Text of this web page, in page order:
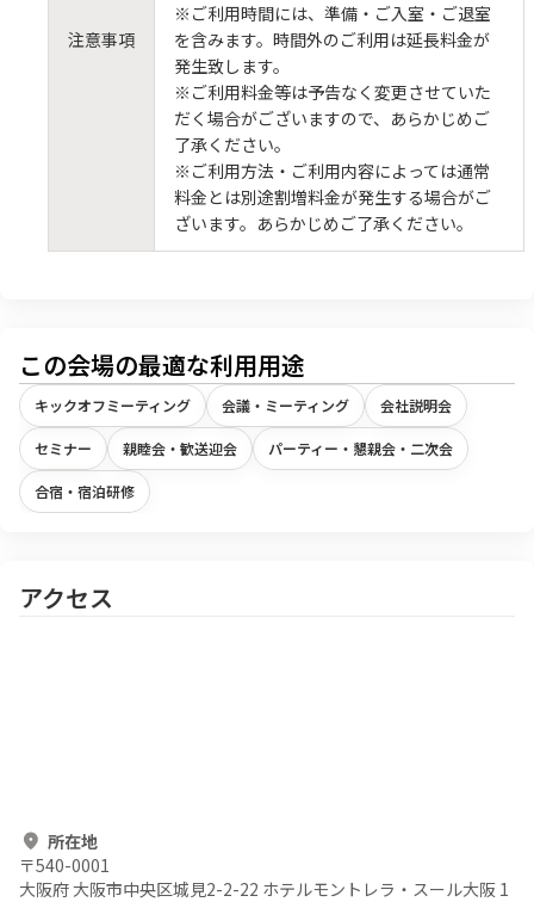
注意事項
※ご利用時間には、準備・ご入室・ご退室
を含みます。時間外のご利用は延長料金が
発生致します。
※ご利用料金等は予告なく変更させていた
だく場合がございますので、あらかじめご
了承ください。
※ご利用方法・ご利用内容によっては通常
料金とは別途割増料金が発生する場合がご
ざいます。あらかじめご了承ください。
この会場の最適な利用用途
キックオフミーティング 会議・ミーティング 会社説明会
セミナー 親睦会・歓送迎会 パーティー・懇親会・二次会
合宿・宿泊研修
アクセス
所在地
〒540-0001
大阪府 大阪市中央区城見2-2-22 ホテルモントレラ・スール大阪 1